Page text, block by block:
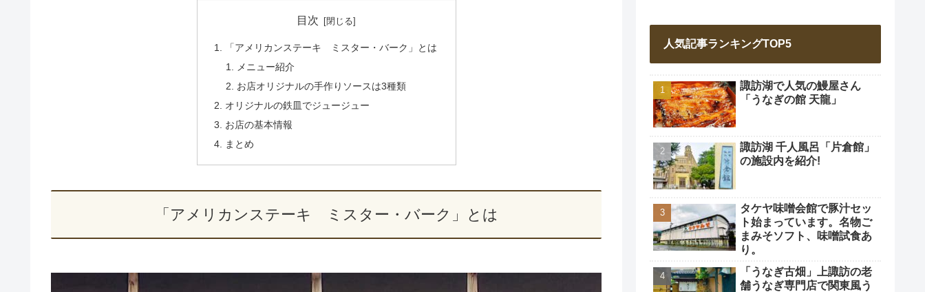
目次
「アメリカンステーキ ミスター・バーク」とは
メニュー紹介
お店オリジナルの手作りソースは3種類
オリジナルの鉄皿でジュージュー
お店の基本情報
まとめ
「アメリカンステーキ ミスター・バーク」とは
人気記事ランキングTOP5
諏訪湖で人気の鰻屋さん
「うなぎの館 天龍」
諏訪湖 千人風呂「片倉館」
の施設内を紹介!
タケヤ味噌会館で豚汁セッ
ト始まっています。名物ご
まみそソフト、味噌試食あ
り。
「うなぎ古畑」上諏訪の老
舗うなぎ専門店で関東風う